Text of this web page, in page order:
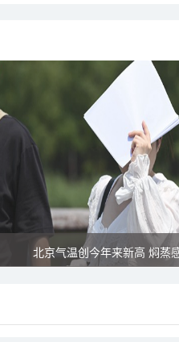
北京气温创今年来新高 焖蒸